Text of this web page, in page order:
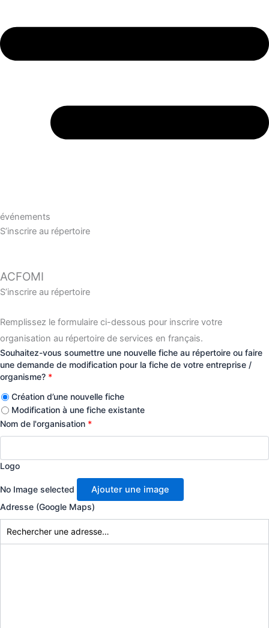
événements
S’inscrire au répertoire
ACFOMI
S’inscrire au répertoire
Remplissez le formulaire ci-dessous pour inscrire votre
organisation au répertoire de services en français.
Souhaitez-vous soumettre une nouvelle fiche au répertoire ou faire
une demande de modification pour la fiche de votre entreprise /
organisme? *
Création d’une nouvelle fiche
Modification à une fiche existante
Nom de l'organisation *
Logo
No Image selected Ajouter une image
Adresse (Google Maps)